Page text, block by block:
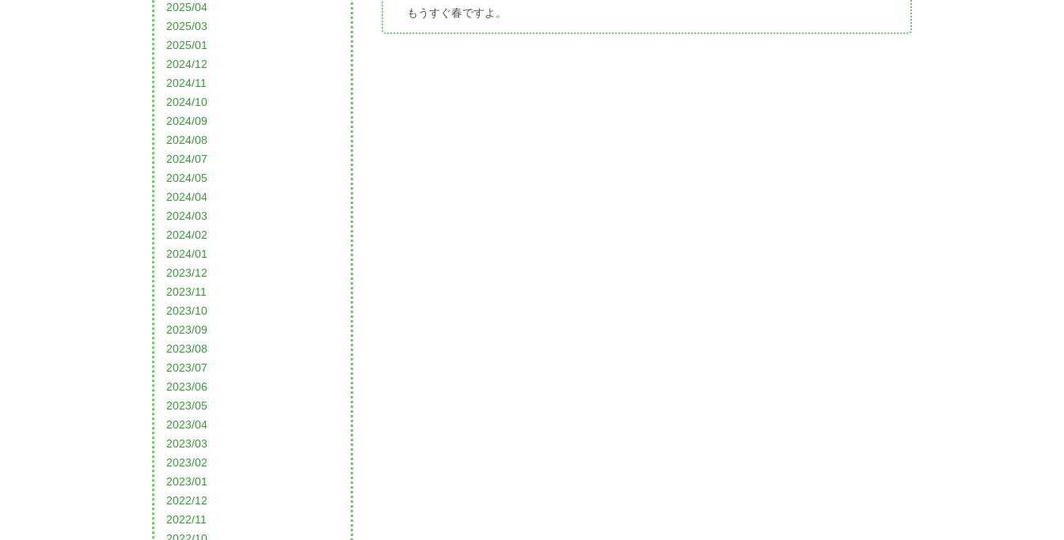
2025/04
2025/03
2025/01
2024/12
2024/11
2024/10
2024/09
2024/08
2024/07
2024/05
2024/04
2024/03
2024/02
2024/01
2023/12
2023/11
2023/10
2023/09
2023/08
2023/07
2023/06
2023/05
2023/04
2023/03
2023/02
2023/01
2022/12
2022/11
もうすぐ春ですよ。